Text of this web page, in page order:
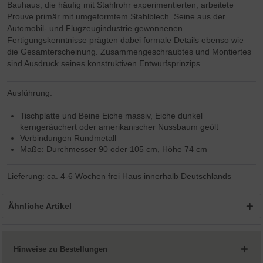
Bauhaus, die häufig mit Stahlrohr experimentierten, arbeitete
Prouve primär mit umgeformtem Stahlblech. Seine aus der
Automobil- und Flugzeugindustrie gewonnenen
Fertigungskenntnisse prägten dabei formale Details ebenso wie
die Gesamterscheinung. Zusammengeschraubtes und Montiertes
sind Ausdruck seines konstruktiven Entwurfsprinzips.
Ausführung:
Tischplatte und Beine Eiche massiv, Eiche dunkel
kerngeräuchert oder amerikanischer Nussbaum geölt
Verbindungen Rundmetall
Maße: Durchmesser 90 oder 105 cm, Höhe 74 cm
Lieferung: ca. 4-6 Wochen frei Haus innerhalb Deutschlands
Ähnliche Artikel
Hinweise zu Bestellungen